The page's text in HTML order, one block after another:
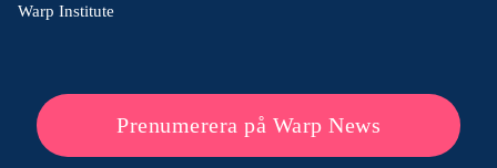
Warp Institute
Prenumerera på Warp News